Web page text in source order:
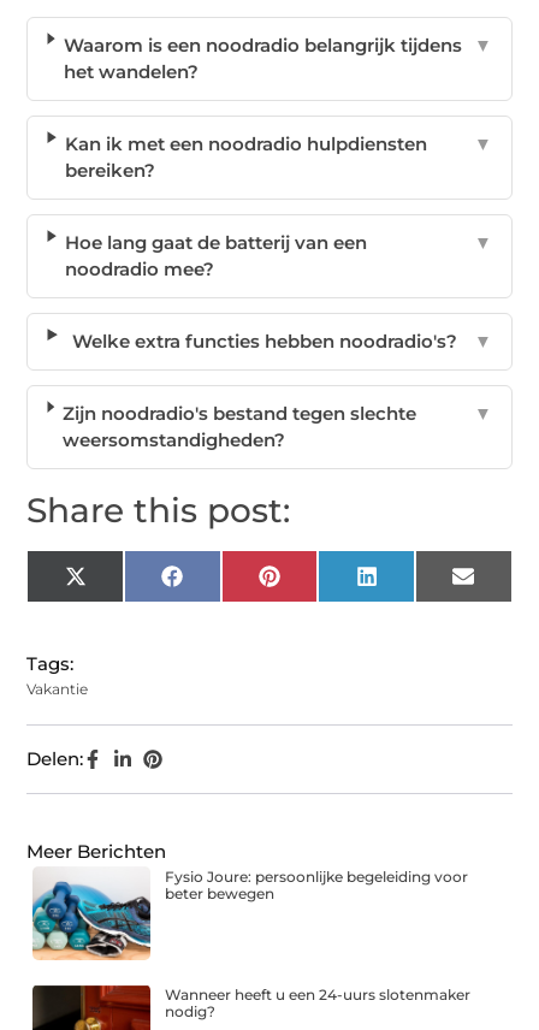
Waarom is een noodradio belangrijk tijdens
het wandelen?
▼
Kan ik met een noodradio hulpdiensten
bereiken?
▼
Hoe lang gaat de batterij van een
noodradio mee?
▼
Welke extra functies hebben noodradio's? ▼
Zijn noodradio's bestand tegen slechte
weersomstandigheden?
▼
Share this post:
X
(Twitter)
Facebook Pinterest LinkedIn Email
Tags:
Vakantie
Delen:
Meer Berichten
Fysio Joure: persoonlijke begeleiding voor
beter bewegen
Wanneer heeft u een 24-uurs slotenmaker
nodig?